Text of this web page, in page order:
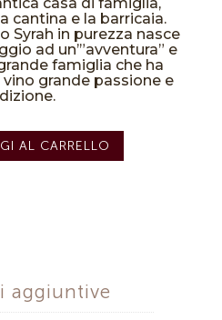
cantina e la barricaia.
Syrah in purezza nasce
ad un’”avventura” e
famiglia che ha
grande passione e
AL CARRELLO
aggiuntive